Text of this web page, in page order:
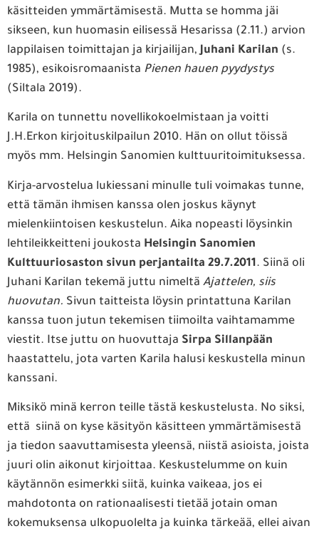
käsitteiden ymmärtämisestä. Mutta se homma jäi
sikseen, kun huomasin eilisessä Hesarissa (2.11.) arvion
lappilaisen toimittajan ja kirjailijan,Juhani Karilan (s.
1985), esikoisromaanista Pienen hauen pyydystys
(Siltala 2019).
Karila on tunnettu novellikokoelmistaan ja voitti
J.H.Erkon kirjoituskilpailun 2010. Hän on ollut töissä
myös mm. Helsingin Sanomien kulttuuritoimituksessa.
Kirja-arvostelua lukiessani minulle tuli voimakas tunne,
että tämän ihmisen kanssa olen joskus käynyt
mielenkiintoisen keskustelun. Aika nopeasti löysinkin
lehtileikkeitteni joukosta Helsingin Sanomien
Kulttuuriosaston sivun perjantailta 29.7.2011. Siinä oli
Juhani Karilan tekemä juttu nimeltä Ajattelen, siis
huovutan. Sivun taitteista löysin printattuna Karilan
kanssa tuon jutun tekemisen tiimoilta vaihtamamme
viestit. Itse juttu on huovuttaja Sirpa Sillanpään
haastattelu, jota varten Karila halusi keskustella minun
kanssani.
Miksikö minä kerron teille tästä keskustelusta. No siksi,
että siinä on kyse käsityön käsitteen ymmärtämisestä
ja tiedon saavuttamisesta yleensä, niistä asioista, joista
juuri olin aikonut kirjoittaa. Keskustelumme on kuin
käytännön esimerkki siitä, kuinka vaikeaa, jos ei
mahdotonta on rationaalisesti tietää jotain oman
kokemuksensa ulkopuolelta ja kuinka tärkeää, ellei aivan